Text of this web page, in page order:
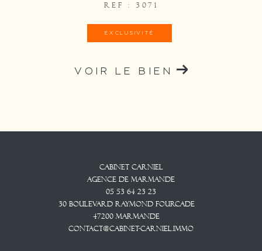
REF : 3071
EXCLUSIVITÉ
VOIR LE BIEN
Cabinet CARNIEL
Agence De Marmande
05 53 64 23 23
30 Boulevard Raymond Fourcade
47200
Marmande
contact@cabinet-carniel.immo